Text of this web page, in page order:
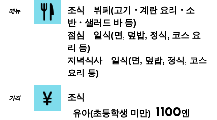
메뉴 조식
뷔페(고기・계란 요리・소
반・샐러드 바 등)
점심
일식(면, 덮밥, 정식, 코스 요
리 등)
저녁식사일식(면, 덮밥, 정식, 코스
요리 등)
가격
조식
유아(초등학생 미만)
1100엔